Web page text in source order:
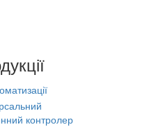
контролер